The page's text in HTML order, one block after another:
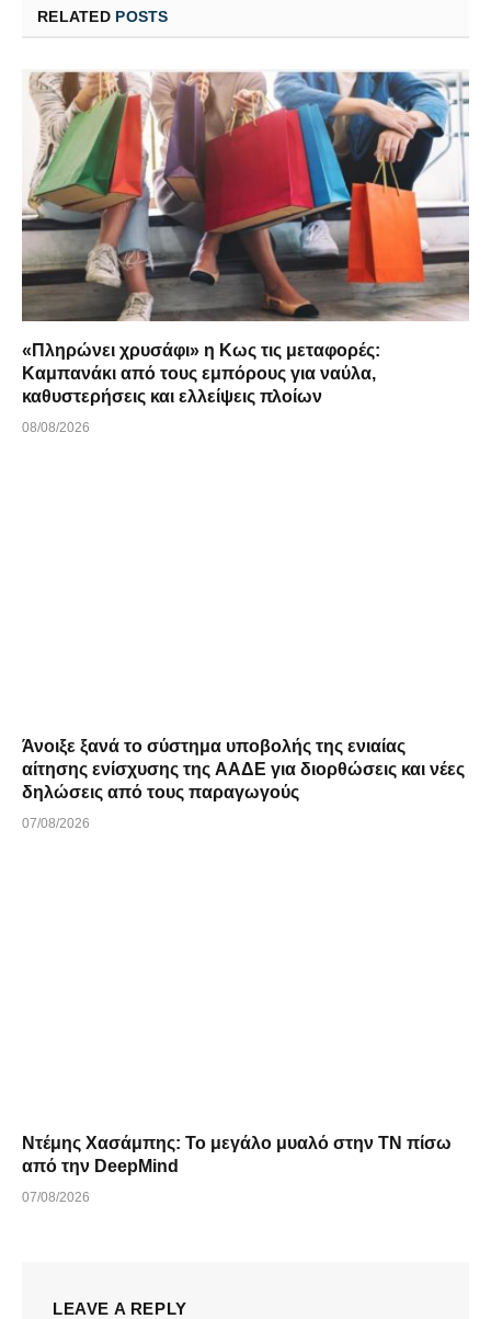
RELATED POSTS
«Πληρώνει χρυσάφι» η Κως τις μεταφορές:
Καμπανάκι από τους εμπόρους για ναύλα,
καθυστερήσεις και ελλείψεις πλοίων
08/08/2026
Άνοιξε ξανά το σύστημα υποβολής της ενιαίας
αίτησης ενίσχυσης της ΑΑΔΕ για διορθώσεις και νέες
δηλώσεις από τους παραγωγούς
07/08/2026
Ντέμης Χασάμπης: Το μεγάλο μυαλό στην ΤΝ πίσω
από την DeepMind
07/08/2026
LEAVE A REPLY